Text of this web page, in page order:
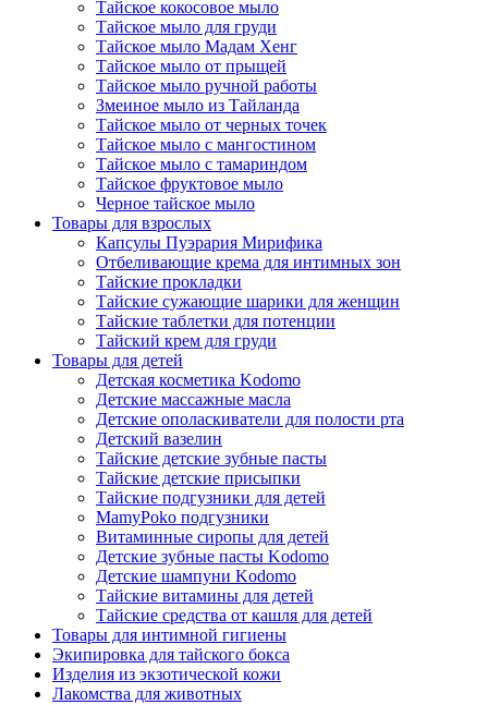
Тайское кокосовое мыло
Тайское мыло для груди
Тайское мыло Мадам Хенг
Тайское мыло от прыщей
Тайское мыло ручной работы
Змеиное мыло из Тайланда
Тайское мыло от черных точек
Тайское мыло с мангостином
Тайское мыло с тамариндом
Тайское фруктовое мыло
Черное тайское мыло
Товары для взрослых
Капсулы Пуэрария Мирифика
Отбеливающие крема для интимных зон
Тайские прокладки
Тайские сужающие шарики для женщин
Тайские таблетки для потенции
Тайский крем для груди
Товары для детей
Детская косметика Kodomo
Детские массажные масла
Детские ополаскиватели для полости рта
Детский вазелин
Тайские детские зубные пасты
Тайские детские присыпки
Тайские подгузники для детей
MamyPoko подгузники
Витаминные сиропы для детей
Детские зубные пасты Kodomo
Детские шампуни Kodomo
Тайские витамины для детей
Тайские средства от кашля для детей
Товары для интимной гигиены
Экипировка для тайского бокса
Изделия из экзотической кожи
Лакомства для животных